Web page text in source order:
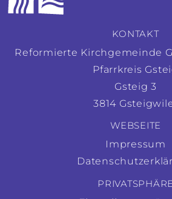
KONTAKT
Reformierte Kirchgemeinde
Pfarrkreis
Gsteig 3
3814
WEBSEITE
Impressum
PRIVATSPHÄRE